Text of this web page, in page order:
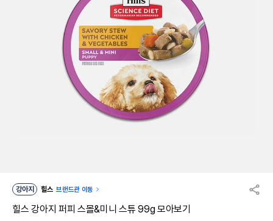
강아지 힐스 브랜드관 이동
힐스 강아지 퍼피 스몰&미니 스튜 99g 모아보기